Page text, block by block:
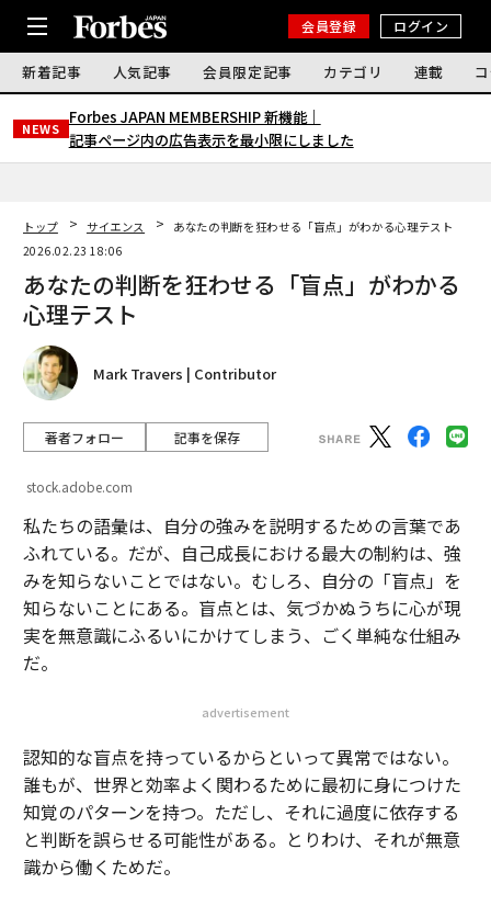
会員登録 ログイン
新着記事 人気記事 会員限定記事 カテゴリ 連載
NEWS
Forbes JAPAN MEMBERSHIP 新機能｜
記事ページ内の広告表示を最小限にしました
トップ サイエンス
あなたの判断を狂わせる「盲点」がわかる心理テスト
2026.02.23 18:06
あなたの判断を狂わせる「盲点」がわかる
心理テスト
Mark Travers | Contributor
著者フォロー 記事を保存
stock.adobe.com
私たちの語彙は、自分の強みを説明するための言葉であ
ふれている。だが、自己成長における最大の制約は、強
みを知らないことではない。むしろ、自分の「盲点」を
知らないことにある。盲点とは、気づかぬうちに心が現
実を無意識にふるいにかけてしまう、ごく単純な仕組み
だ。
advertisement
認知的な盲点を持っているからといって異常ではない。
誰もが、世界と効率よく関わるために最初に身につけた
知覚のパターンを持つ。ただし、それに過度に依存する
と判断を誤らせる可能性がある。とりわけ、それが無意
識から働くためだ。